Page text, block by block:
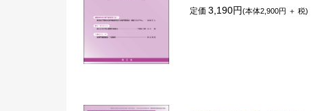
定価 3,190円(本体2,900円 ＋ 税)